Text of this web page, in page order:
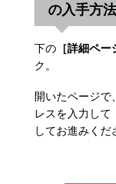
の入手方法
下の ［詳細ペー
ク。
開いたページで
レスを入力して
してお進みくだ